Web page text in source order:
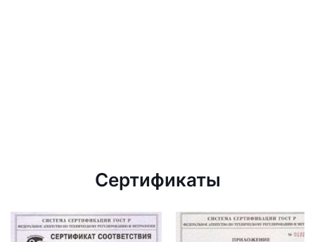
Сертификаты